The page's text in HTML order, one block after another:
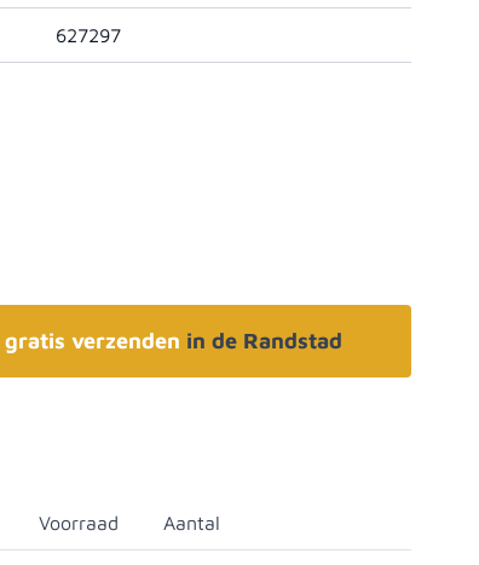
627297
gratis verzenden in de Randstad
Voorraad Aantal